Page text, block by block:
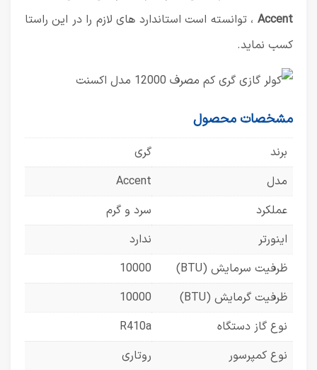
Accent ، توانسته است استاندارد های لازم را در این راستا
کسب نماید.
مشخصات محصول
برند
گری
مدل
Accent
عملکرد
سرد و گرم
اینورتر
ندارد
ظرفیت سرمایش (BTU)
10000
ظرفیت گرمایش (BTU)
10000
نوع گاز دستگاه
R410a
نوع کمپرسور
روتاری